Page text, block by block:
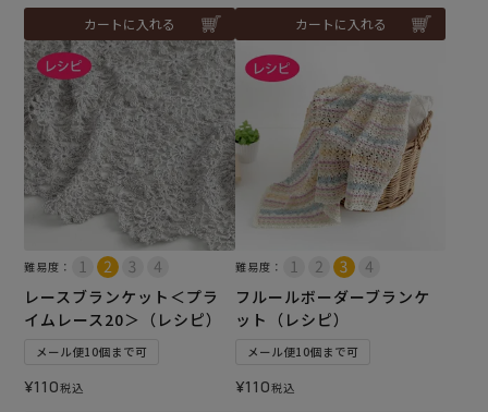
カートに入れる カートに入れる
難易度：
レースブランケット＜プラ
イムレース20＞（レシピ）
メール便10個まで可
¥110税込
難易度：
フルールボーダーブランケ
ット（レシピ）
メール便10個まで可
¥110税込